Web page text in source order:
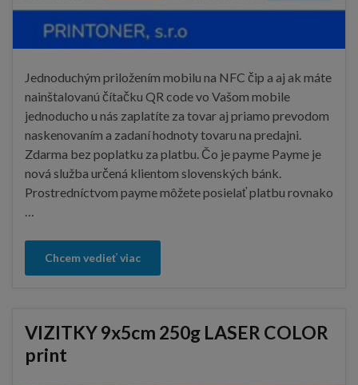
Jednoduchým priložením mobilu na NFC čip a aj ak máte
nainštalovanú čítačku QR code vo Vašom mobile
jednoducho u nás zaplatíte za tovar aj priamo prevodom
naskenovaním a zadaní hodnoty tovaru na predajni.
Zdarma bez poplatku za platbu. Čo je payme Payme je
nová služba určená klientom slovenských bánk.
Prostredníctvom payme môžete posielať platbu rovnako
…
Chcem vedieť viac
VIZITKY 9x5cm 250g LASER COLOR
print